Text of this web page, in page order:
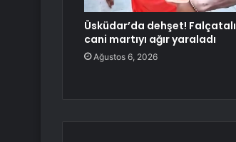
Üsküdar’da dehşet! Falçatalı
cani martıyı ağır yaraladı
Ağustos 6, 2026